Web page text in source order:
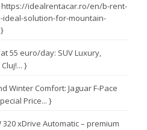
https://idealrentacar.ro/en/b-rent-
ideal-solution-for-mountain-
55 euro/day: SUV Luxury,
}
Winter Comfort: Jaguar F-Pace
Price... }
320 xDrive Automatic – premium